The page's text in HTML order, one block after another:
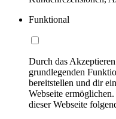
Funktional
Durch das
grundlegenden
bereitstellen und dir
Webseite
dieser Webseite